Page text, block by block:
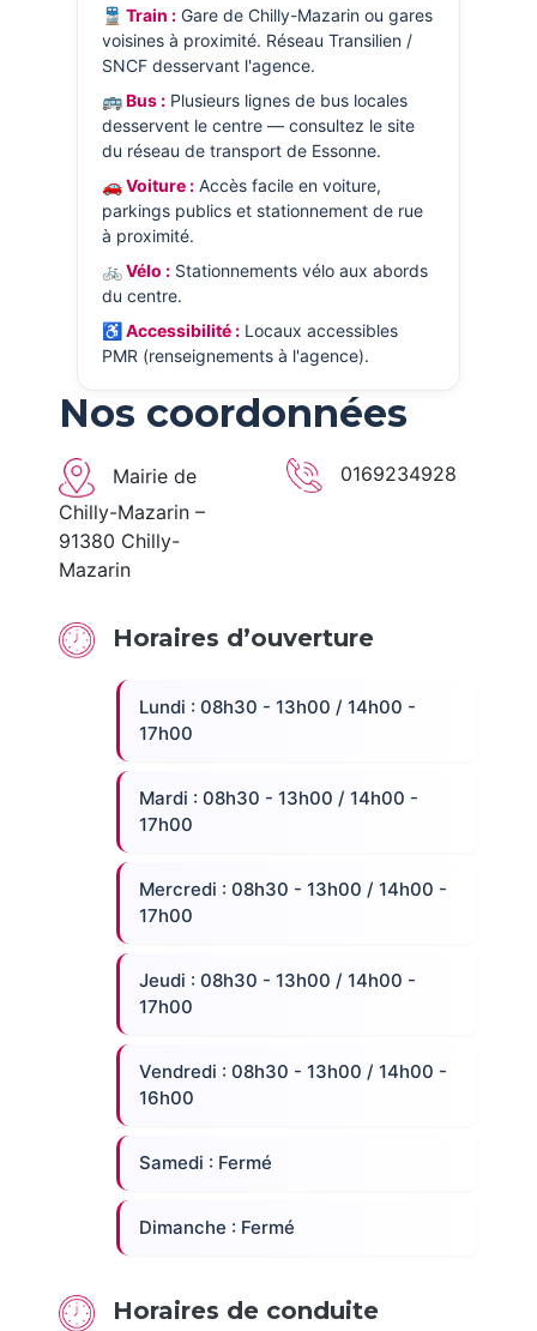
🚆 Train :Gare de Chilly-Mazarin ou gares
voisines à proximité. Réseau Transilien /
SNCF desservant l'agence.
🚌 Bus :Plusieurs lignes de bus locales
desservent le centre — consultez le site
du réseau de transport de Essonne.
🚗 Voiture :Accès facile en voiture,
parkings publics et stationnement de rue
à proximité.
🚲 Vélo :Stationnements vélo aux abords
du centre.
♿ Accessibilité :Locaux accessibles
PMR (renseignements à l'agence).
Nos coordonnées
Mairie de
Chilly-Mazarin –
91380 Chilly-
Mazarin
0169234928
Horaires d’ouverture
Lundi : 08h30 - 13h00 / 14h00 -
17h00
Mardi : 08h30 - 13h00 / 14h00 -
17h00
Mercredi : 08h30 - 13h00 / 14h00 -
17h00
Jeudi : 08h30 - 13h00 / 14h00 -
17h00
Vendredi : 08h30 - 13h00 / 14h00 -
16h00
Samedi : Fermé
Dimanche : Fermé
Horaires de conduite